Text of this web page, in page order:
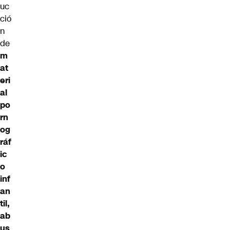
uc
ció
n
de
m
at
eri
al
po
rn
og
ráf
ic
o
inf
an
til,
ab